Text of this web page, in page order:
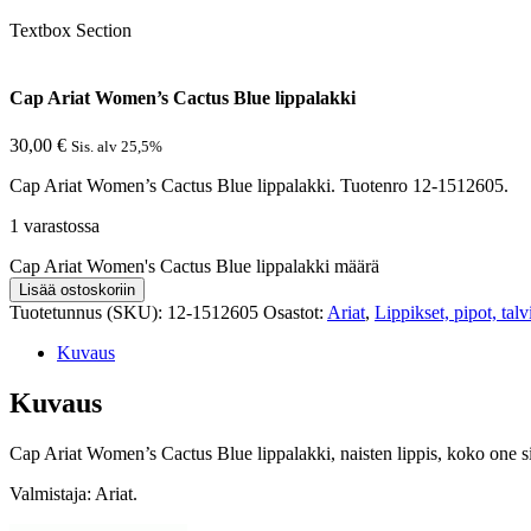
Textbox Section
Cap Ariat Women’s Cactus Blue lippalakki
30,00 € Sis. alv 25,5%
Cap Ariat Women’s Cactus Blue lippalakki. Tuotenro 12-1512605.
1 varastossa
Cap Ariat Women's Cactus Blue lippalakki määrä
Lisää ostoskoriin
Tuotetunnus (SKU): 12-1512605 Osastot: Ariat, Lippikset, pipot,
Kuvaus
Kuvaus
Cap Ariat Women’s Cactus Blue lippalakki, naisten lippis, koko one
Valmistaja: Ariat.